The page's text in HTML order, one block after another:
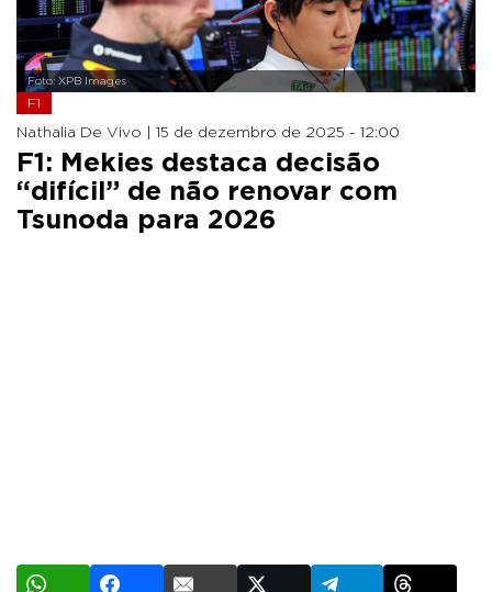
Foto: XPB Images
F1
Nathalia De Vivo | 15 de dezembro de 2025 - 12:00
F1: Mekies destaca decisão
“difícil” de não renovar com
Tsunoda para 2026